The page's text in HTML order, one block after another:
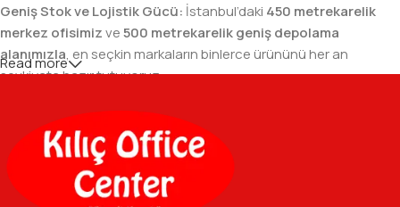
Geniş Stok ve Lojistik Gücü: İstanbul’daki 450 metrekarelik
merkez ofisimizve500 metrekarelik geniş depolama
alanımızla, en seçkin markaların binlerce ürününü her an
sevkiyata hazır tutuyoruz.
Geniş Ürün Yelpazesi:Temel kırtasiye malzemelerinden teknik
ofis gereçlerine kadar, iş hayatınızda ihtiyaç duyduğunuz her
şeyi tek bir çatı altında, en uygun fiyat avantajlarıyla bulmanızı
sağlıyoruz.
Read more